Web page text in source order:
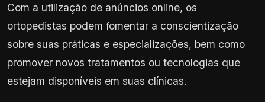
Com a utilização de anúncios online, os
ortopedistas podem fomentar a conscientização
sobre suas práticas e especializações, bem como
promover novos tratamentos ou tecnologias que
estejam disponíveis em suas clínicas.